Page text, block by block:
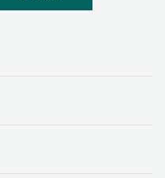
個人情報の漏洩防止に